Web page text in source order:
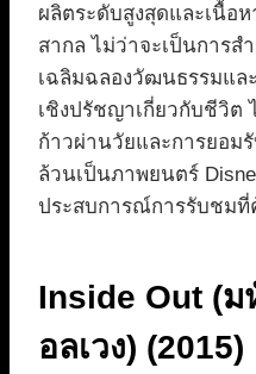
ผลิตระดับสูงสุดและเนื้อ
สากล ไม่ว่าจะเป็นการส
เฉลิมฉลองวัฒนธรรมแล
เชิงปรัชญาเกี่ยวกับชีวิต
ก้าวผ่านวัยและการยอม
ล้วนเป็นภาพยนตร์
ประสบการณ์การรับชม
Inside Out (
อลเวง) (2015)